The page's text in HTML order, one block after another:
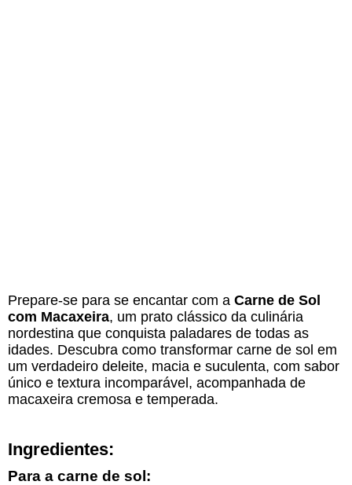
Prepare-se para se encantar com a Carne de Sol
com Macaxeira, um prato clássico da culinária
nordestina que conquista paladares de todas as
idades. Descubra como transformar carne de sol em
um verdadeiro deleite, macia e suculenta, com sabor
único e textura incomparável, acompanhada de
macaxeira cremosa e temperada.
Ingredientes:
Para a carne de sol: